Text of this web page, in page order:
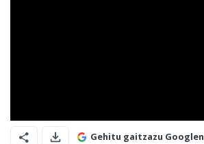
Gehitu gaitzazu Googlen